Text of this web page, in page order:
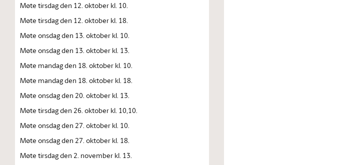
Møte tirsdag den 12. oktober kl. 10.
Møte tirsdag den 12. oktober kl. 18.
Møte onsdag den 13. oktober kl. 10.
Møte onsdag den 13. oktober kl. 13.
Møte mandag den 18. oktober kl. 10.
Møte mandag den 18. oktober kl. 18.
Møte onsdag den 20. oktober kl. 13.
Møte tirsdag den 26. oktober kl. 10,10.
Møte onsdag den 27. oktober kl. 10.
Møte onsdag den 27. oktober kl. 18.
Møte tirsdag den 2. november kl. 13.